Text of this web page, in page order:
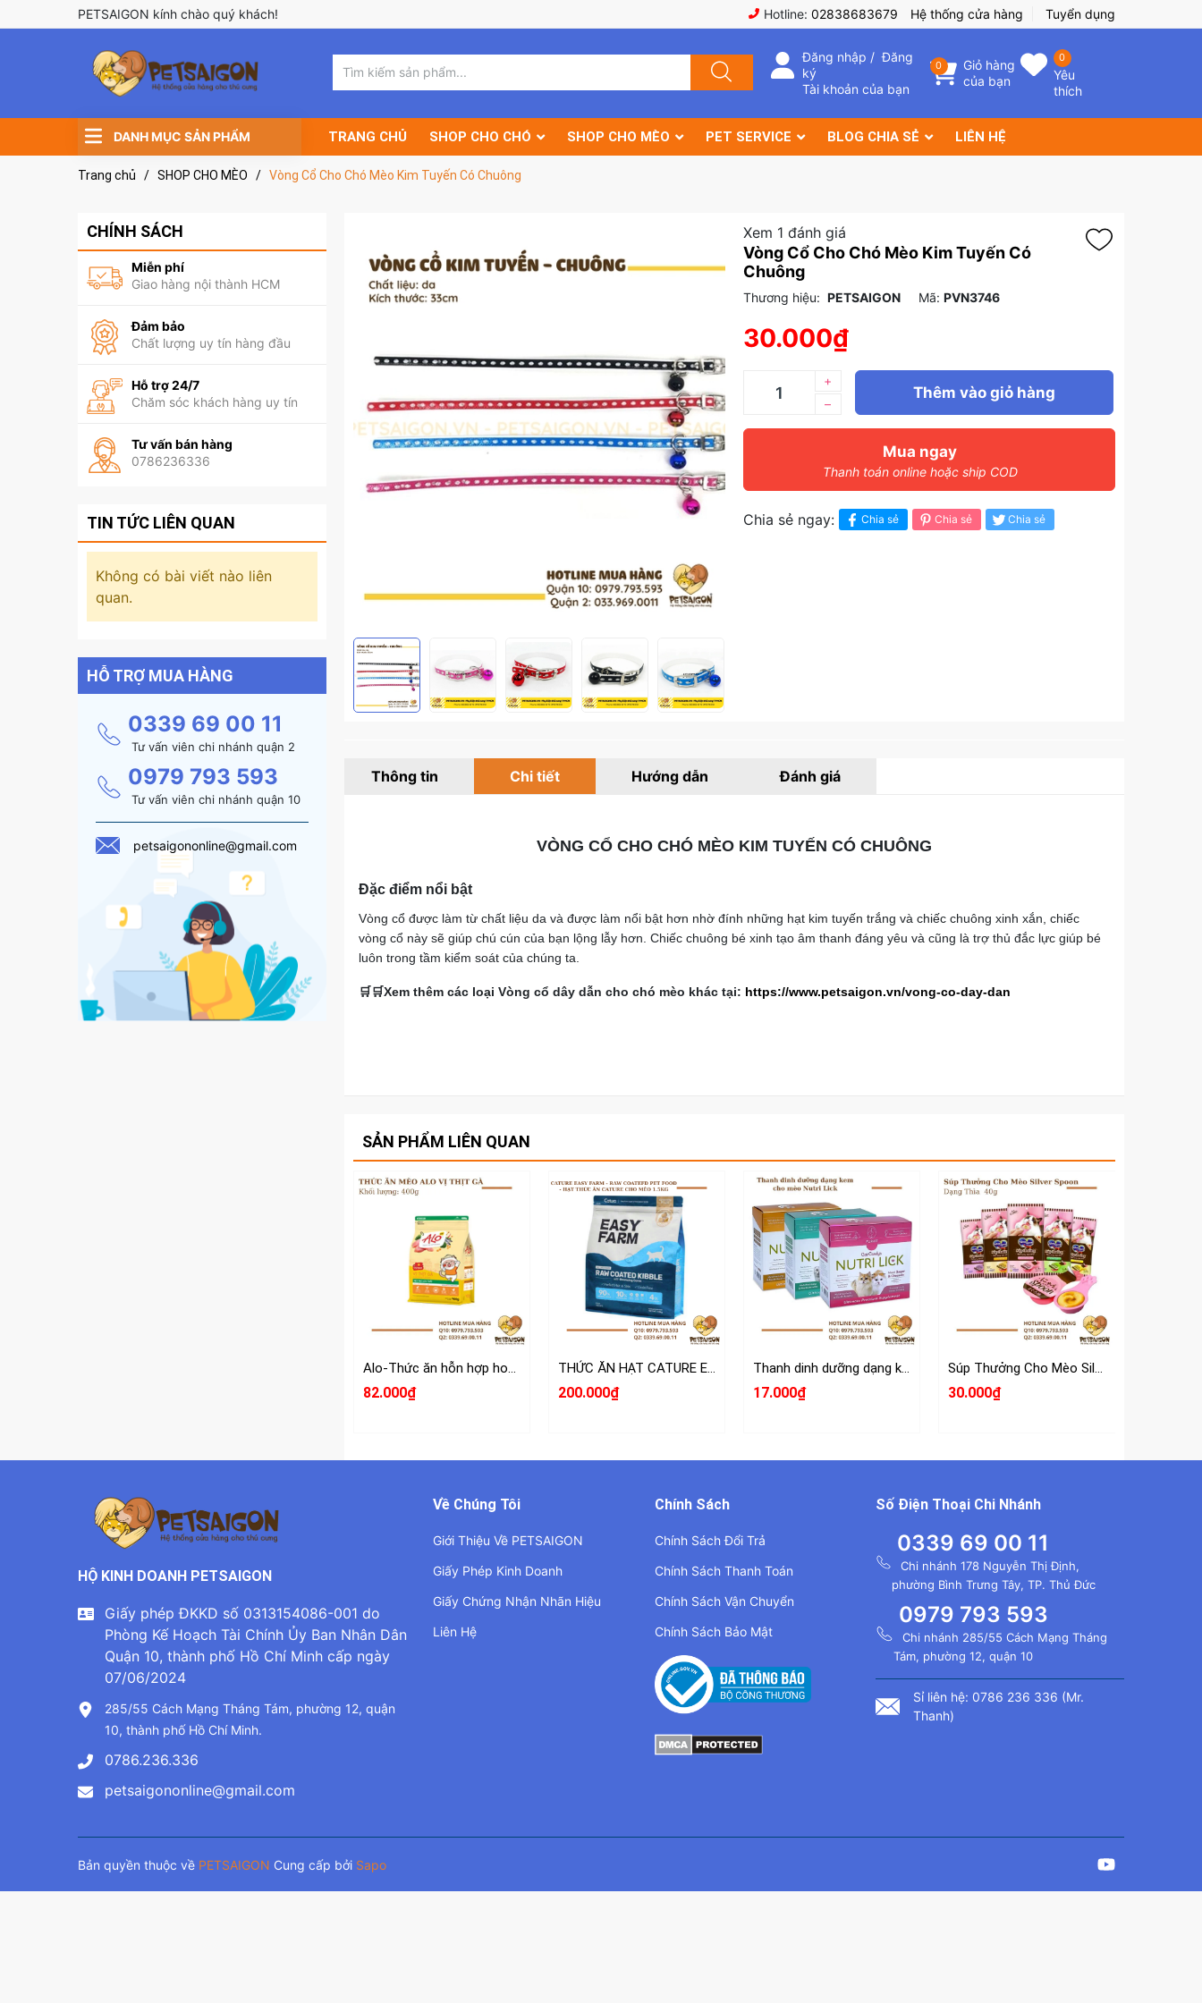
PETSAIGON kính chào quý khách! Hotline: 02838683679 Hệ thống cửa hàng Tuyển dụng
Đăng nhập /Đăng
ký
Tài khoản của bạn
0
Giỏ hàng
của bạn
0
Yêu
thích
DANH MỤC SẢN PHẨM TRANG CHỦ SHOP CHO CHÓ SHOP CHO MÈO PET SERVICE BLOG CHIA SẺ LIÊN HỆ
Trang chủ / SHOP CHO MÈO / Vòng Cổ Cho Chó Mèo Kim Tuyến Có Chuông
Xem 1 đánh giá
Vòng Cổ Cho Chó Mèo Kim Tuyến Có
Chuông
Thương hiệu: PETSAIGON Mã: PVN3746
30.000₫
–
+
Thêm vào giỏ hàng
Mua ngay
Thanh toán online hoặc ship COD
Chia sẻ ngay: Chia sẻ Chia sẻ Chia sẻ
Thông tin Chi tiết Hướng dẫn Đánh giá
VÒNG CỔ CHO CHÓ MÈO KIM TUYẾN CÓ CHUÔNG
Đặc điểm nổi bật
Vòng cổ được làm từ chất liệu da và được làm nổi bật hơn nhờ đính những hạt kim tuyến trắng và chiếc chuông xinh xắn, chiếc
vòng cổ này sẽ giúp chú cún của bạn lộng lẫy hơn. Chiếc chuông bé xinh tạo âm thanh đáng yêu và cũng là trợ thủ đắc lực giúp bé
luôn trong tầm kiểm soát của chúng ta.
🛒🛒Xem thêm các loại Vòng cổ dây dẫn cho chó mèo khác tại: https://www.petsaigon.vn/vong-co-day-dan
SẢN PHẨM LIÊN QUAN
Alo-Thức ăn hỗn hợp hoàn chỉnh và cân bằng dinh dưỡng cho Mèo
82.000₫
THỨC ĂN HẠT CATURE EASY FARM CHO MÈO 1.5KG
200.000₫
Thanh dinh dưỡng dạng kem cho mèo Nutri Lick
17.000₫
Súp Thưởng Cho Mèo Silver Spoon Dạng Thìa 40g
30.000₫
CHÍNH SÁCH
Miễn phí
Giao hàng nội thành HCM
Đảm bảo
Chất lượng uy tín hàng đầu
Hỗ trợ 24/7
Chăm sóc khách hàng uy tín
Tư vấn bán hàng
0786236336
TIN TỨC LIÊN QUAN
Không có bài viết nào liên
quan.
HỖ TRỢ MUA HÀNG
0339 69 00 11
Tư vấn viên chi nhánh quận 2
0979 793 593
Tư vấn viên chi nhánh quận 10
petsaigononline@gmail.com
HỘ KINH DOANH PETSAIGON
Giấy phép ĐKKD số 0313154086-001 do
Phòng Kế Hoạch Tài Chính Ủy Ban Nhân Dân
Quận 10, thành phố Hồ Chí Minh cấp ngày
07/06/2024
285/55 Cách Mạng Tháng Tám, phường 12, quận
10, thành phố Hồ Chí Minh.
0786.236.336
petsaigononline@gmail.com
Về Chúng Tôi
Giới Thiệu Về PETSAIGON
Giấy Phép Kinh Doanh
Giấy Chứng Nhận Nhãn Hiệu
Liên Hệ
Chính Sách
Chính Sách Đổi Trả
Chính Sách Thanh Toán
Chính Sách Vận Chuyển
Chính Sách Bảo Mật
Số Điện Thoại Chi Nhánh
0339 69 00 11
Chi nhánh 178 Nguyễn Thị Định,
phường Bình Trưng Tây, TP. Thủ Đức
0979 793 593
Chi nhánh 285/55 Cách Mạng Tháng
Tám, phường 12, quận 10
Sỉ liên hệ: 0786 236 336 (Mr.
Thanh)
Bản quyền thuộc về PETSAIGON Cung cấp bởi Sapo